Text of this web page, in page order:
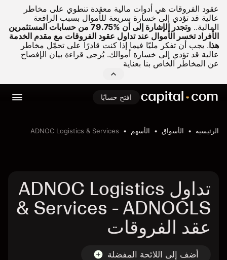
عقود الفروقات هي أدوات مالية معقدة تنطوي على مخاطر
عالية قد تؤدي إلى خسارة سريعة للأموال بسبب الرافعة
المالية..
وتجدر الإشارة إلى أن %79.75 من حسابات المستثمرين
الأفراد تخسر الأموال عند تداول عقود الفروقات مع مقدم الخدمة
هذا. يجب أن تفكر مليّا فيما إذا كنت قادرًا على تحمّل مخاطر
عالية قد تؤدي إلى خسارة أموالك. يُرجى قراءة بيان الإفصاح
عن المخاطر الخاص بنا بعناية
افتح حسابًا
الرئيسية الأسواق الأسهم ADNOC Logistics & Services
تداول ADNOC Logistics
& Services - ADNOCLS
عقد الفروقات
أضف إلى اللائحة المفضلة